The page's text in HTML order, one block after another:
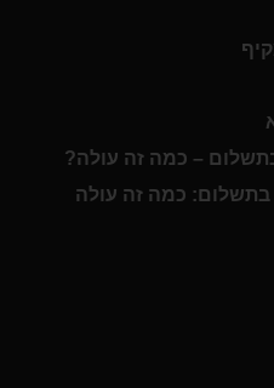
– כמה זה עולה?
בתשלום: כמה זה עולה